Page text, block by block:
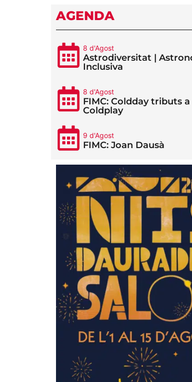
AGENDA
8 d'Agost
Astrodiversitat |
Inclusiva
8 d'Agost
FIMC: Coldday tributs a
Coldplay
9 d'Agost
FIMC: Joan Dausà